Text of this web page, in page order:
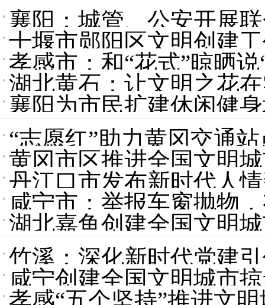
襄阳：城管、公安开展
十堰市郧阳区文明创建
孝感市：和“花式”晾晒说
湖北黄石：让文明之花
襄阳为市民扩建休闲健
“志愿红”助力黄冈交通
黄冈市区推进全国文明
丹江口市发布新时代人
咸宁市：举报车窗抛物
湖北嘉鱼创建全国文明
竹溪：深化新时代党建
咸宁创建全国文明城市